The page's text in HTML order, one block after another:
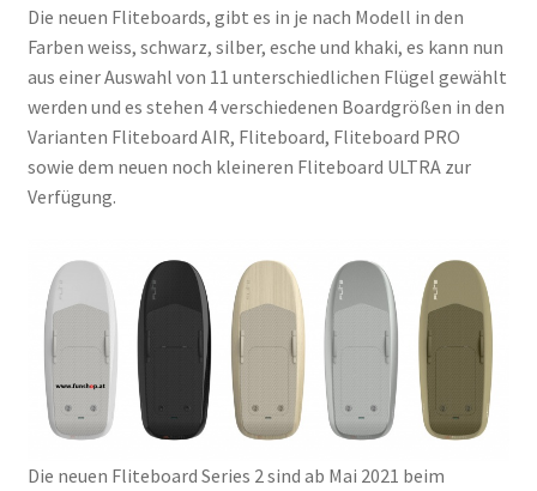
Die neuen Fliteboards, gibt es in je nach Modell in den
Farben weiss, schwarz, silber, esche und khaki, es kann nun
aus einer Auswahl von 11 unterschiedlichen Flügel gewählt
werden und es stehen 4 verschiedenen Boardgrößen in den
Varianten Fliteboard AIR, Fliteboard, Fliteboard PRO
sowie dem neuen noch kleineren Fliteboard ULTRA zur
Verfügung.
Die neuen Fliteboard Series 2 sind ab Mai 2021 beim